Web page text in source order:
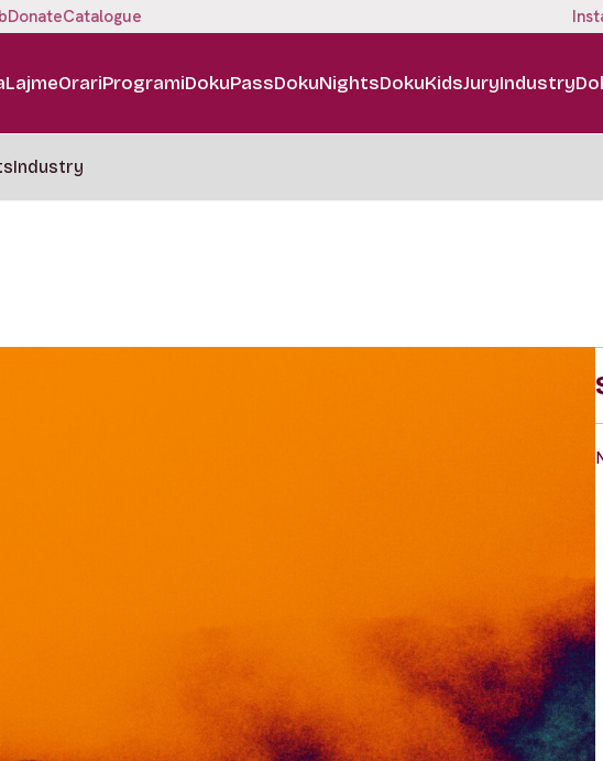
DonateCatalogue
LajmeOrariProgramiDokuPassDokuNightsDokuKidsJuryIndustry
Industry